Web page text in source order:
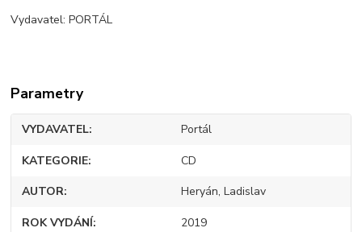
Vydavatel: PORTÁL
Parametry
VYDAVATEL Portál
KATEGORIE CD
AUTOR Heryán, Ladislav
ROK VYDÁNÍ 2019